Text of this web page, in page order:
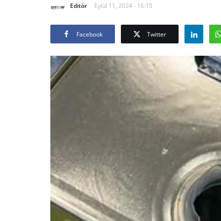
Editör Eylül 11, 2024 - 16:15
Facebook Twitter